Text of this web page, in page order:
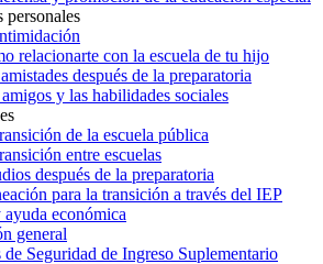
personales
relacionarte con la escuela de tu hijo
después de la preparatoria
y las habilidades sociales
de la escuela pública
entre escuelas
después de la preparatoria
para la transición a través del IEP
económica
general
Seguridad de Ingreso Suplementario